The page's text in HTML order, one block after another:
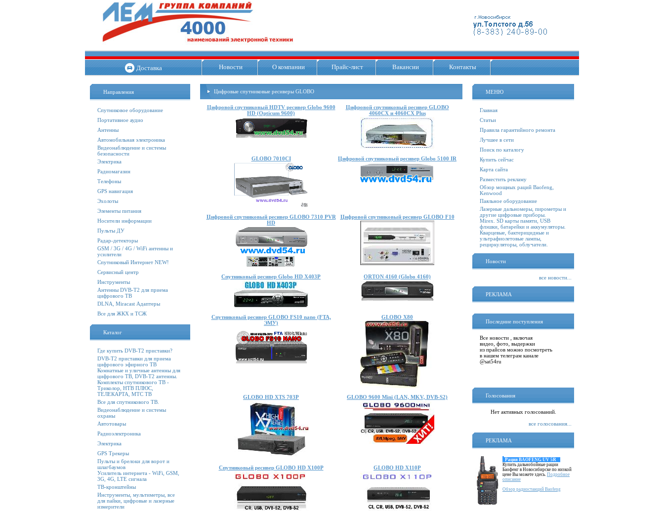
Доставка Новости О компании Прайс-лист Вакансии Контакты
Направления
Спутниковое оборудование
Портативное аудио
Антенны
Автомобильная электроника
Видеонаблюдение и системы
безопасности
Электрика
Радиомагазин
Телефоны
GPS навигация
Эхолоты
Элементы питания
Носители информации
Пульты ДУ
Радар-детекторы
GSM / 3G / 4G / WiFi антенны и
усилители
Спутниковый Интернет NEW!
Сервисный центр
Инструменты
Антенны DVB-T2 для приема
цифрового ТВ
DLNA, Miracast Адаптеры
Все для ЖКХ и ТСЖ
Каталог
Где купить DVB-T2 приставки?
DVB-T2 приставки для приема
цифрового эфирного ТВ
Комнатные и уличные антенны для
цифрового ТВ, DVB-T2 антенны.
Комплекты спутникового ТВ -
Триколор, НТВ ПЛЮС,
ТЕЛЕКАРТА, МТС ТВ
Все для спутникового ТВ.
Видеонаблюдение и системы
охраны
Автотовары
Радиоэлектроника
Электрика
GPS Трекеры
Пульты и брелоки для ворот и
шлагбаумов
Усилитель интернета - WiFi, GSM,
3G, 4G, LTE сигнала
ТВ-кронштейны
Инструменты, мультиметры, все
для пайки, цифровые и лазерные
измерители
Цифровые спутниковые ресиверы GLOBO
Цифровой спутниковый HDTV ресивер Globo 9600
HD (Opticum 9600)
Цифровой спутниковый ресивер GLOBO
4060CX и 4060CX Plus
GLOBO 7010CI Цифровой спутниковый ресивер Globo 5100 IR
Цифровой спутниковый ресивер GLOBO 7310 PVR
HD
Цифровой спутниковый ресивер GLOBO F10
Спутниковый ресивер Globo HD X403P ORTON 4160 (Globo 4160)
Cпутниковый ресивер GLOBO FS10 nano (FTA,
ЭМУ)
GLOBO X80
GLOBO HD XTS 703P GLOBO 9600 Mini (LAN, MKV, DVB-S2)
Спутниковый ресивер GLOBO HD X100P GLOBO HD X110P
МЕНЮ
Главная
Статьи
Правила гарантийного ремонта
Лучшее в сети
Поиск по каталогу
Купить сейчас
Карта сайта
Разместить рекламу
Обзор мощных раций Baofeng,
Kenwood
Паяльное оборудование
Лазерные дальномеры, пирометры и
другие цифровые приборы.
Mirex. SD карты памяти, USB
флэшки, батарейки и аккумуляторы.
Кварцевые, бактерицидные и
ультрафиолетовые лампы,
рециркуляторы, облучатели.
Новости
все новости...
РЕКЛАМА
Последние поступления
Все новости , включая
видео, фото, выдержки
из прайсов можно посмотреть
в нашем телеграм канале
@sat54ru
Голосования
Нет активных голосований.
все голосования...
РЕКЛАМА
Рация BAOFENG UV 5R
Купить дальнобойные рации
Баофенг в Новосибирске по низкой
цене Вы можете здесь. Подробное
описание
Обзор радиостанций Baofeng